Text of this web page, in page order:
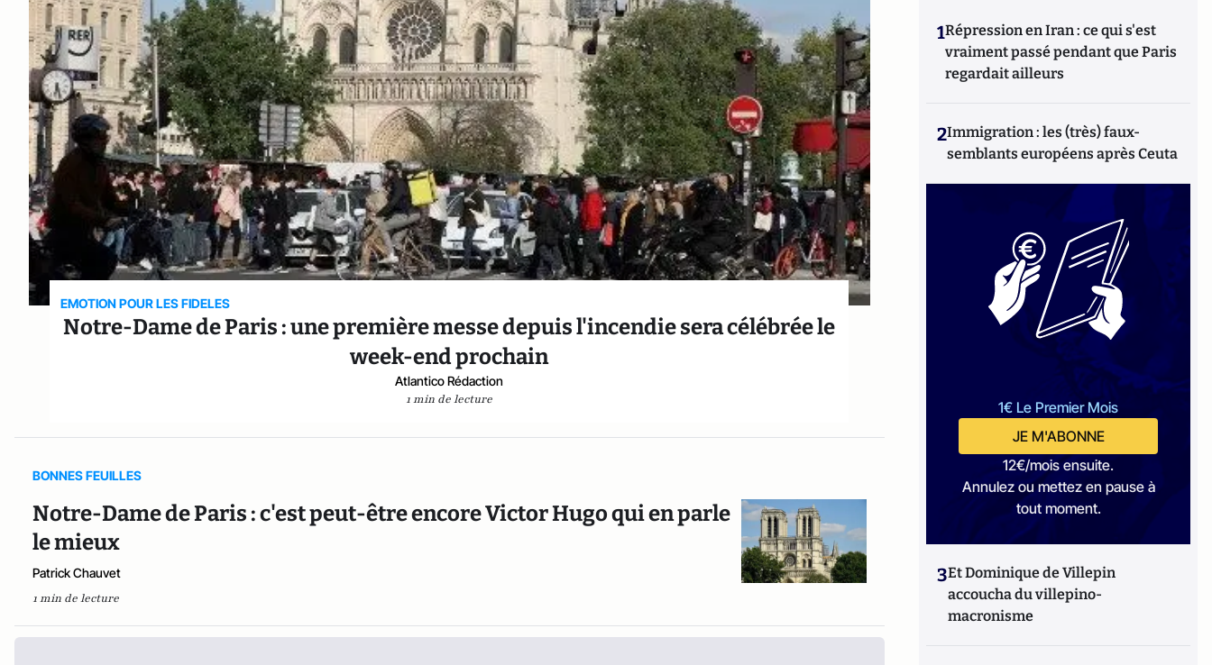
EMOTION POUR LES FIDELES
Notre-Dame de Paris : une première messe depuis l'incendie sera célébrée le
week-end prochain
Atlantico Rédaction
1 min de lecture
BONNES FEUILLES
Notre-Dame de Paris : c'est peut-être encore Victor Hugo qui en parle
le mieux
Patrick Chauvet
1 min de lecture
1Répression en Iran : ce qui s'est
vraiment passé pendant que Paris
regardait ailleurs
2Immigration : les (très) faux-
semblants européens après Ceuta
1€ Le Premier Mois
JE M'ABONNE
12€/mois ensuite.
Annulez ou mettez en pause à
tout moment.
3Et Dominique de Villepin
accoucha du villepino-
macronisme